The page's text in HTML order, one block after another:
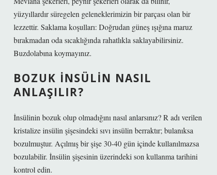
yüzyıllardır süregelen geleneklerimizin bir parçası olan bir
lezzettir. Saklama koşulları: Doğrudan güneş ışığına maruz
bırakmadan oda sıcaklığında rahatlıkla saklayabilirsiniz.
Buzdolabına koymayınız.
BOZUK INSÜLIN NASIL
ANLAŞILIR?
İnsülinin bozuk olup olmadığını nasıl anlarsınız? R ​​adı verilen
kristalize insülin şişesindeki sıvı insülin berraktır; bulanıksa
bozulmuştur. Açılmış bir şişe 30-40 gün içinde kullanılmazsa
bozulabilir. İnsülin şişesinin üzerindeki son kullanma tarihini
kontrol edin.